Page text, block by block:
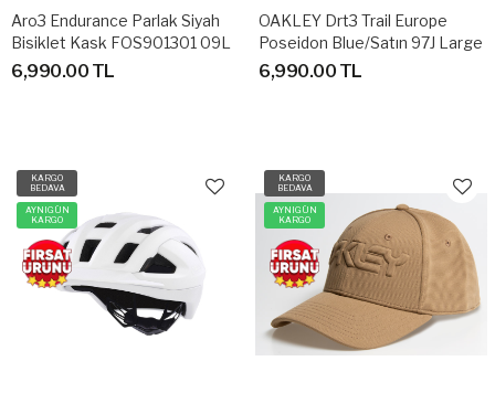
Aro3 Endurance Parlak Siyah
Bisiklet Kask FOS901301 09L
MEDİUM
6,990.00 TL
OAKLEY Drt3 Trail Europe
Poseidon Blue/Satın 97J Large
Mat Lacivert Bisiklet Kaskı
6,990.00 TL
KARGO
BEDAVA
AYNIGÜN
KARGO
KARGO
BEDAVA
AYNIGÜN
KARGO